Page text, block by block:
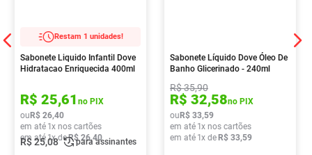
Restam 1 unidades!
Sabonete Liquido Infantil Dove
Hidratacao Enriquecida 400ml
R$ 25,61 no PIX
ou R$ 26,40
em até 1x nos cartões
em até1x deR$ 26,40
R$25,08 para assinantes
Sabonete Líquido Dove Óleo De
Banho Glicerinado - 240ml
R$35,90
R$ 32,58no PIX
ou R$ 33,59
em até 1x nos cartões
em até 1x de R$ 33,59